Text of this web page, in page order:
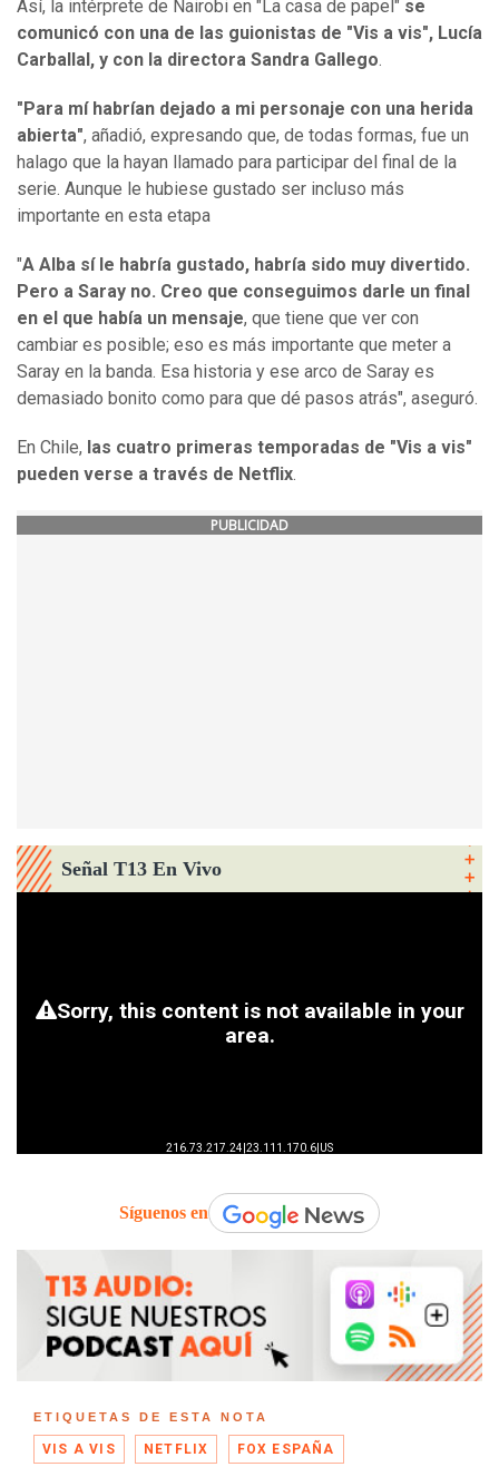
Así, la intérprete de Nairobi en "La casa de papel" se
comunicó con una de las guionistas de "Vis a vis", Lucía
Carballal, y con la directora Sandra Gallego.
" Para mí habrían dejado a mi personaje con una herida
abierta", añadió, expresando que, de todas formas, fue un
halago que la hayan llamado para participar del final de la
serie. Aunque le hubiese gustado ser incluso más
importante en esta etapa
"A Alba sí le habría gustado, habría sido muy divertido.
Pero a Saray no. Creo que conseguimos darle un final
en el que había un mensaje, que tiene que ver con
cambiar es posible; eso es más importante que meter a
Saray en la banda. Esa historia y ese arco de Saray es
demasiado bonito como para que dé pasos atrás", aseguró.
En Chile, las cuatro primeras temporadas de "Vis a vis"
pueden verse a través de Netflix.
PUBLICIDAD
Señal T13 En Vivo
Síguenos en
ETIQUETAS DE ESTA NOTA
VIS A VIS NETFLIX FOX ESPAÑA